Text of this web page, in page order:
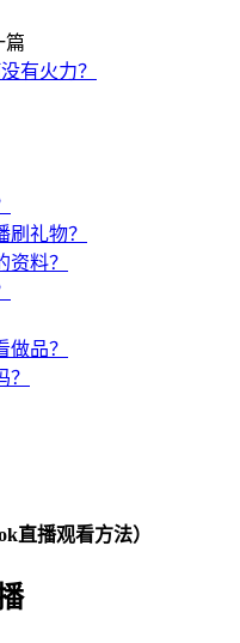
篇
有火力？
礼物？
料？
品？
直播观看方法）